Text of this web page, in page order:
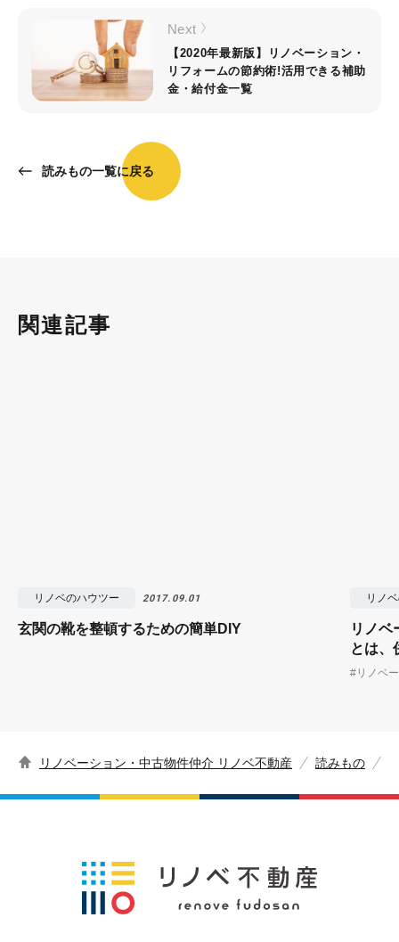
読みもの一覧に戻る
Next
【2020年最新版】リノベーション・
リフォームの節約術!活用できる補助
金・給付金一覧
関連記事
リノベのハウツー 2017.09.01
玄関の靴を整頓するための簡単DIY
リノ
リノベ
とは、
#リノベ
リノベーション・中古物件仲介 リノベ不動産 読みもの